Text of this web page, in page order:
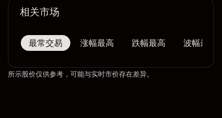
相关市场
最常交易 涨幅最高 跌幅最高 波幅最大
所示股价仅供参考，可能与实时市价存在差异。